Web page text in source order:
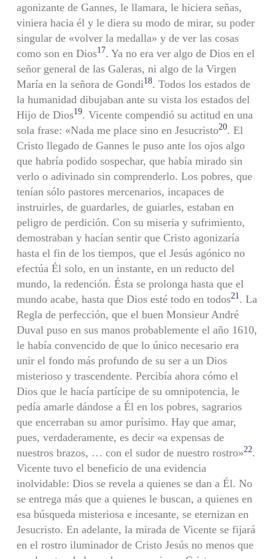
agonizante de Gannes, le llamara, le hiciera señas,
viniera hacia él y le diera su modo de mirar, su poder
singular de «volver la medalla» y de ver las cosas
como son en Dios17. Ya no era ver algo de Dios en el
señor general de las Galeras, ni algo de la Virgen
María en la señora de Gondi18. Todos los estados de
la humanidad dibujaban ante su vista los estados del
Hijo de Dios19. Vicente compendió su actitud en una
sola frase: «Nada me place sino en Jesucristo20. El
Cristo llegado de Gannes le puso ante los ojos algo
que habría podido sospechar, que había mirado sin
verlo o adivinado sin comprenderlo. Los pobres, que
tenían sólo pastores mercenarios, incapaces de
instruirles, de guardarles, de guiarles, estaban en
peligro de perdición. Con su miseria y sufrimiento,
demostraban y hacían sentir que Cristo agonizaría
hasta el fin de los tiempos, que el Jesús agónico no
efectúa Él solo, en un instante, en un reducto del
mundo, la redención. Ésta se prolonga hasta que el
mundo acabe, hasta que Dios esté todo en todos21 . La
Regla de perfección, que el buen Monsieur André
Duval puso en sus manos probablemente el año 1610,
le había convencido de que lo único necesario era
unir el fondo más profundo de su ser a un Dios
misterioso y trascendente. Percibía ahora cómo el
Dios que le hacía partícipe de su omnipotencia, le
pedía amarle dándose a Él en los pobres, sagrarios
que encerraban su amor purísimo. Hay que amar,
pues, verdaderamente, es decir «a expensas de
nuestros brazos, … con el sudor de nuestro rostro»22.
Vicente tuvo el beneficio de una evidencia
inolvidable: Dios se revela a quienes se dan a Él. No
se entrega más que a quienes le buscan, a quienes en
esa búsqueda misteriosa e incesante, se eternizan en
Jesucristo. En adelante, la mirada de Vicente se fijará
en el rostro iluminador de Cristo Jesús no menos que